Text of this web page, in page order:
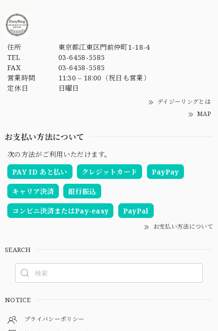
住所
東京都江東区門前仲町1-18-4
TEL
03-6458-5585
FAX
03-6458-5585
営業時間
11:30 – 18:00（祝日も営業）
定休日
日曜日
デイジーリングとは
MAP
お支払い方法について
次の方法がご利用いただけます。
PAY ID あと払い
クレジットカード PayPay
キャリア決済 銀行振込
コンビニ決済またはPay-easy PayPal
お支払い方法について
SEARCH
NOTICE
プライバシーポリシー